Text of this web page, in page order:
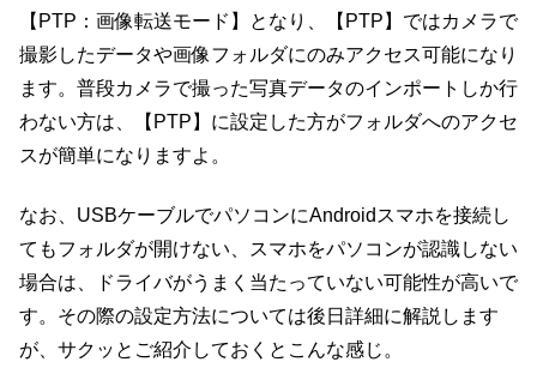
【PTP：画像転送モード】となり、【PTP】ではカメラで
撮影したデータや画像フォルダにのみアクセス可能になり
ます。普段カメラで撮った写真データのインポートしか行
わない方は、【PTP】に設定した方がフォルダへのアクセ
スが簡単になりますよ。
なお、USBケーブルでパソコンにAndroidスマホを接続し
てもフォルダが開けない、スマホをパソコンが認識しない
場合は、ドライバがうまく当たっていない可能性が高いで
す。その際の設定方法については後日詳細に解説します
が、サクッとご紹介しておくとこんな感じ。